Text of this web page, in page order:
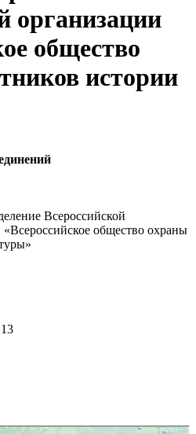
организации
общество
истории
Всероссийской
общество охраны